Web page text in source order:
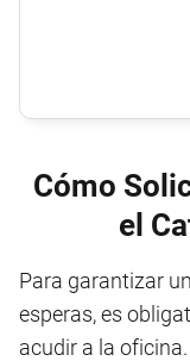
Cómo
el
Para garantizar
esperas, es
acudir a la